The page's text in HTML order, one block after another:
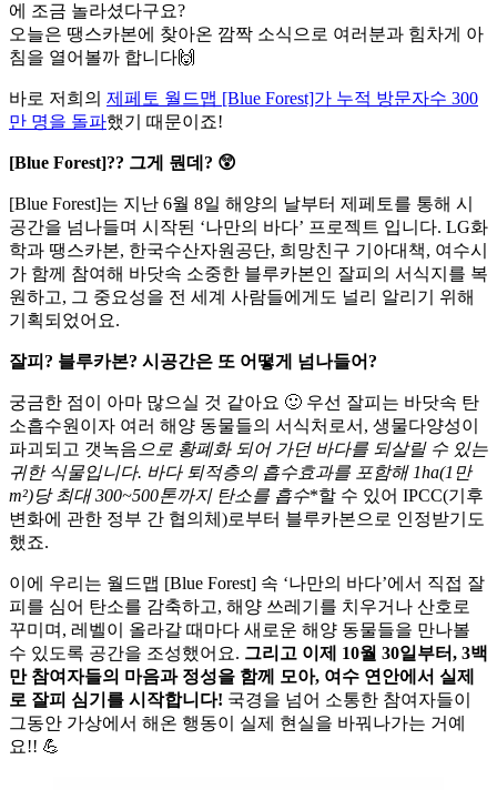
에 조금 놀라셨다구요?
오늘은 땡스카본에 찾아온 깜짝 소식으로 여러분과 힘차게 아
침을 열어볼까 합니다🙌
바로 저희의 제페토 월드맵 [Blue Forest]가 누적 방문자수 300
만 명을 돌파했기 때문이죠!
[Blue Forest]?? 그게 뭔데? 😲
[Blue Forest]는 지난 6월 8일 해양의 날부터 제페토를 통해 시
공간을 넘나들며 시작된 ‘나만의 바다’ 프로젝트 입니다. LG화
학과 땡스카본, 한국수산자원공단, 희망친구 기아대책, 여수시
가 함께 참여해 바닷속 소중한 블루카본인 잘피의 서식지를 복
원하고, 그 중요성을 전 세계 사람들에게도 널리 알리기 위해
기획되었어요.
잘피? 블루카본? 시공간은 또 어떻게 넘나들어?
궁금한 점이 아마 많으실 것 같아요 🙂 우선 잘피는 바닷속 탄
소흡수원이자 여러 해양 동물들의 서식처로서, 생물다양성이
파괴되고 갯녹음으로 황폐화 되어 가던 바다를 되살릴 수 있는
귀한 식물입니다. 바다 퇴적층의 흡수효과를 포함해 1ha(1만
m²)당 최대 300~500톤까지 탄소를 흡수*할 수 있어 IPCC(기후
변화에 관한 정부 간 협의체)로부터 블루카본으로 인정받기도
했죠.
이에 우리는 월드맵 [Blue Forest] 속 ‘나만의 바다’에서 직접 잘
피를 심어 탄소를 감축하고, 해양 쓰레기를 치우거나 산호로
꾸미며, 레벨이 올라갈 때마다 새로운 해양 동물들을 만나볼
수 있도록 공간을 조성했어요. 그리고 이제 10월 30일부터, 3백
만 참여자들의 마음과 정성을 함께 모아, 여수 연안에서 실제
로 잘피 심기를 시작합니다! 국경을 넘어 소통한 참여자들이
그동안 가상에서 해온 행동이 실제 현실을 바꿔나가는 거예
요!! 💪